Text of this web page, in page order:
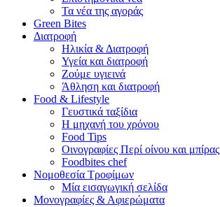
Τα νέα της αγοράς
Green Bites
Διατροφή
Ηλικία & Διατροφή
Υγεία και διατροφή
Ζούμε υγιεινά
Άθληση και διατροφή
Food & Lifestyle
Γευστικά ταξίδια
Η μηχανή του χρόνου
Food Tips
Οινογραφίες Περί οίνου και μπίρας
Foodbites chef
Νομοθεσία Τροφίμων
Μία εισαγωγική σελίδα
Μονογραφίες & Αφιερώματα